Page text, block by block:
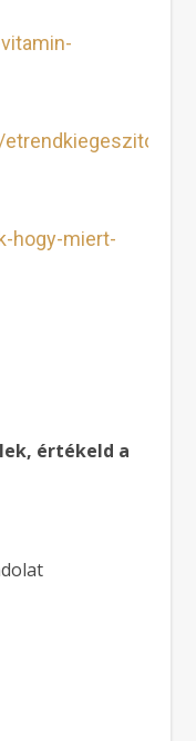
hogy-miert-
értékeld a